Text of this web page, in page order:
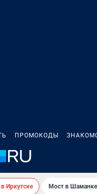
ПРОМОКОДЫ
Иркутске Мост в